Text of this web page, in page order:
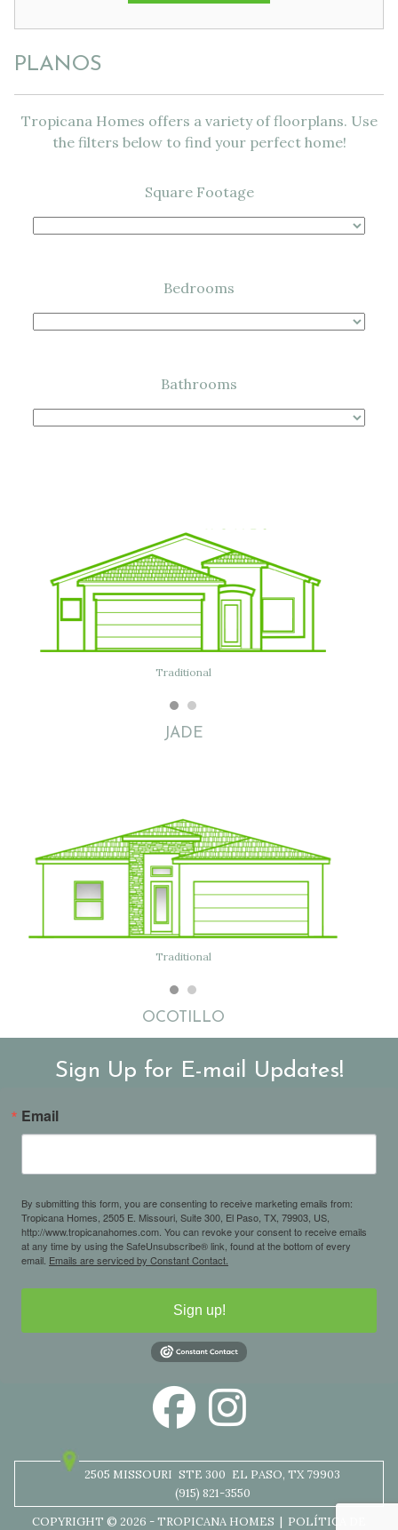
PLANOS
Tropicana Homes offers a variety of floorplans. Use
the filters below to find your perfect home!
Square Footage
Bedrooms
Bathrooms
Traditional
JADE
Traditional
OCOTILLO
Sign Up for E-mail Updates!
Email
By submitting this form, you are consenting to receive marketing emails from:
Tropicana Homes, 2505 E. Missouri, Suite 300, El Paso, TX, 79903, US,
http://www.tropicanahomes.com. You can revoke your consent to receive emails
at any time by using the SafeUnsubscribe® link, found at the bottom of every
email. Emails are serviced by Constant Contact.
Sign up!
2505 MISSOURI STE 300 EL PASO, TX 79903
(915) 821-3550
COPYRIGHT © 2026 - TROPICANA HOMES | POLÍTICA DE